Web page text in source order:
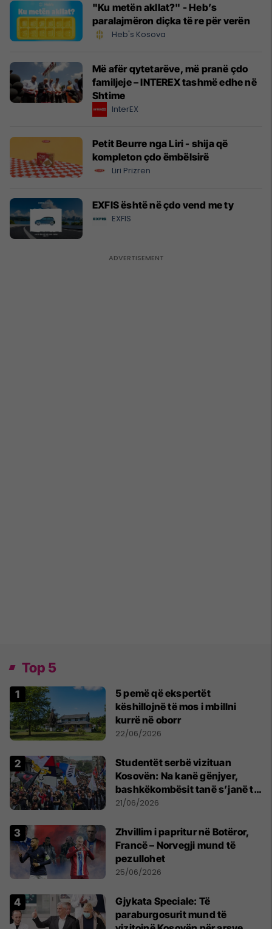
"Ku metën akllat?" - Heb’s
paralajmëron diçka të re për verën
Heb's Kosova
Më afër qytetarëve, më pranë çdo
familjeje – INTEREX tashmë edhe në
Shtime
InterEX
Petit Beurre nga Liri - shija që
kompleton çdo ëmbëlsirë
Liri Prizren
EXFIS është në çdo vend me ty
EXFIS
Top 5
5 pemë që ekspertët
këshillojnë të mos i mbillni
kurrë në oborr
22/06/2026
Studentët serbë vizituan
Kosovën: Na kanë gënjyer,
bashkëkombësit tanë s’janë të
shtypur
21/06/2026
Zhvillim i papritur në Botëror,
Francë – Norvegji mund të
pezullohet
25/06/2026
​Gjykata Speciale: Të
paraburgosurit mund të